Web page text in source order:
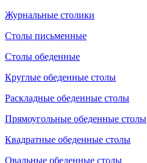
Журнальные столики
Столы письменные
Столы обеденные
Круглые обеденные столы
Раскладные обеденные столы
Прямоугольные обеденные столы
Квадратные обеденные столы
Овальные обеденные столы